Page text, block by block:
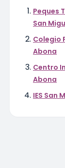
Peques
San
Colegio
Abona
Centro
Abona
IES San